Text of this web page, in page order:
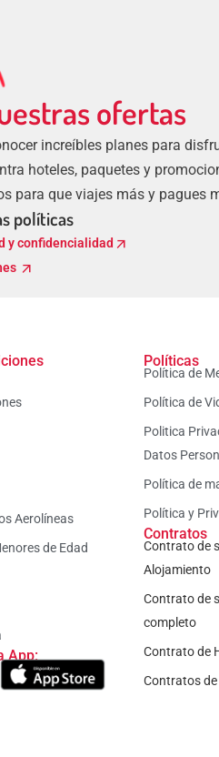
ofertas
increíbles planes para
hoteles, paquetes y
para que viajes más y pagues
políticas
y confidencialidad arrow_outward
arrow_outward
Aerolíneas
de Edad
App:
Políticas
Política de
Política de
Politica
Datos
Política de
Política y
Contratos
Contrato de
Alojamiento
Contrato de
completo
Contrato de
Contratos de